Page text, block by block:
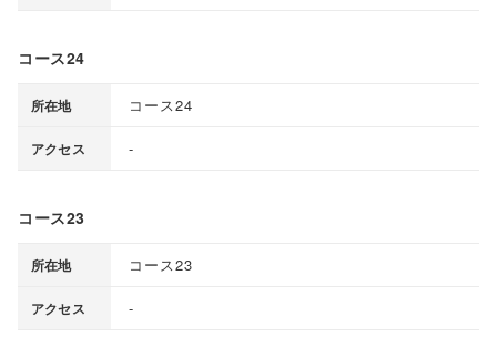
コース24
所在地 コース24
アクセス -
コース23
所在地 コース23
アクセス -